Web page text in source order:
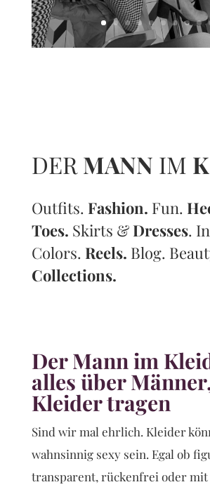
DERMANN IM
Outfits. Fashion. Fun.
Toes. Skirts &Dresses.
Colors. Reels. Blog.
Collections.
Der Mann im
alles über
Kleider tragen
Sind wir mal ehrlich. Kleider
wahnsinnig sexy sein. Egal ob
transparent, rückenfrei oder mit